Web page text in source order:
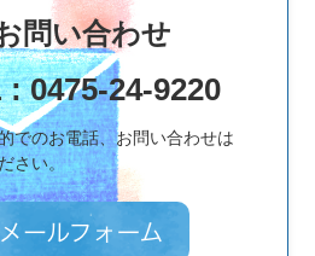
問い合わせ
: 0475-24-9220
でのお電話、お問い合わせは
さい。